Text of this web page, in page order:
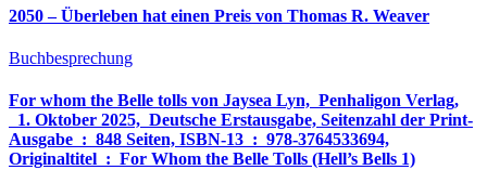
2050 – Überleben hat einen Preis von Thomas R. Weaver
Buchbesprechung
For whom the Belle tolls von Jaysea Lyn, ‎ Penhaligon Verlag,
‎ 1. Oktober 2025, ‎ Deutsche Erstausgabe, Seitenzahl der Print-
Ausgabe ‏ : ‎ 848 Seiten, ISBN-13 ‏ : ‎ 978-3764533694,
Originaltitel ‏ : ‎ For Whom the Belle Tolls (Hell’s Bells 1)